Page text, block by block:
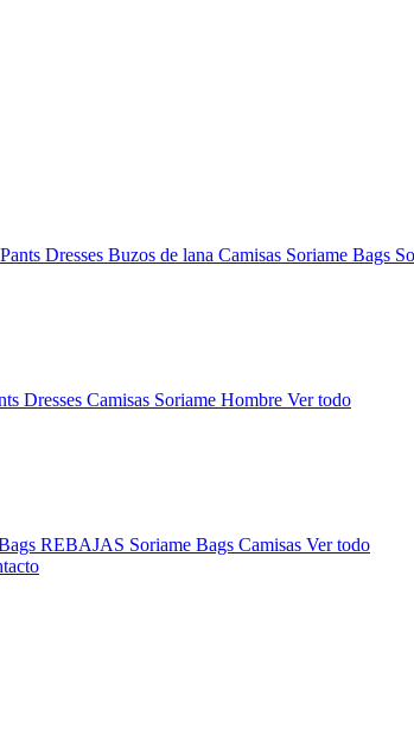
Pants Dresses Buzos de lana Camisas Soriame Bags
Dresses Camisas Soriame Hombre Ver todo
REBAJAS Soriame Bags Camisas Ver todo